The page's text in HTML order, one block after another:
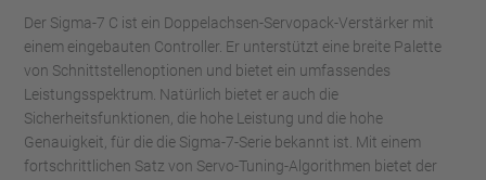
Der Sigma-7 C ist ein Doppelachsen-Servopack-Verstärker mit
einem eingebauten Controller. Er unterstützt eine breite Palette
von Schnittstellenoptionen und bietet ein umfassendes
Leistungsspektrum. Natürlich bietet er auch die
Sicherheitsfunktionen, die hohe Leistung und die hohe
Genauigkeit, für die die Sigma-7-Serie bekannt ist. Mit einem
fortschrittlichen Satz von Servo-Tuning-Algorithmen bietet der